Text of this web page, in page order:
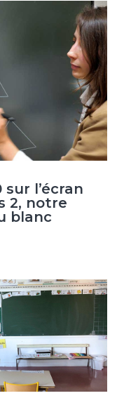
l’écran
2, notre
blanc